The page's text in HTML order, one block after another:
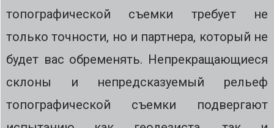
топографической съемки требует не
только точности, но и партнера, который не
будет вас обременять. Непрекращающиеся
склоны и непредсказуемый рельеф
топографической съемки подвергают